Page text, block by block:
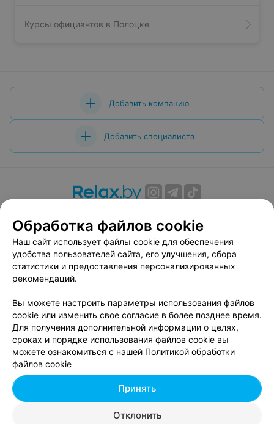
Курсы официантов в Полоцке
Добавить компанию
Добавить специалиста
Вакансии
Публичный договор
Способы оплаты
Публичный договор по использованию сервиса
«Афиша»
Пользовательское соглашение
Связаться по вопросам сотрудничества
Написать руководителю relax.by
Персональные настройки cookie
Обработка персональных данных
| 220012, Республика Беларусь, г. Минск,
Обработка файлов cookie
Наш сайт использует файлы cookie для обеспечения
удобства пользователей сайта, его улучшения, сбора
статистики и предоставления персонализированных
рекомендаций.
Вы можете настроить параметры использования файлов
cookie или изменить свое согласие в более позднее время.
Для получения дополнительной информации о целях,
сроках и порядке использования файлов cookie вы
можете ознакомиться с нашей Политикой обработки
файлов cookie
Отклонить
Принять